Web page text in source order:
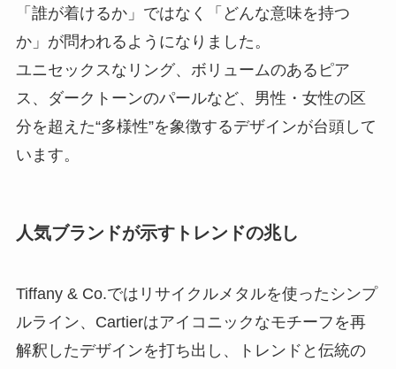
「誰が着けるか」ではなく「どんな意味を持つ
か」が問われるようになりました。
ユニセックスなリング、ボリュームのあるピア
ス、ダークトーンのパールなど、男性・女性の区
分を超えた“多様性”を象徴するデザインが台頭して
います。
人気ブランドが示すトレンドの兆し
Tiffany & Co.ではリサイクルメタルを使ったシンプ
ルライン、Cartierはアイコニックなモチーフを再
解釈したデザインを打ち出し、トレンドと伝統の